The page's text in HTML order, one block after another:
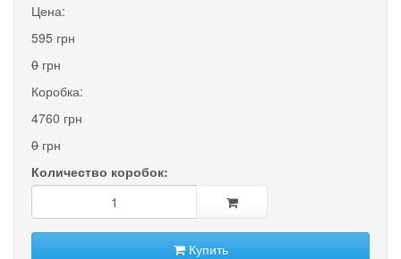
Цена:
595 грн
0 грн
Коробка:
4760 грн
0 грн
Количество коробок:
Купить